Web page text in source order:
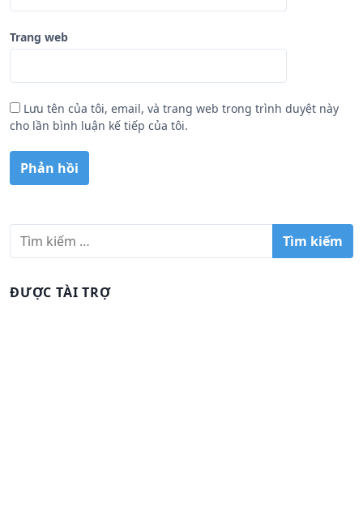
Trang web
Lưu tên của tôi, email, và trang web trong trình duyệt này
cho lần bình luận kế tiếp của tôi.
iĐƯỢC TÀI TRỢ